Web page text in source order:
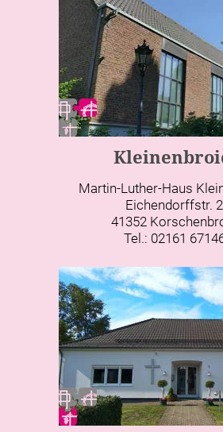
Martin-Luther-Haus
Eichendorffstr.
41352
Tel.: 02161